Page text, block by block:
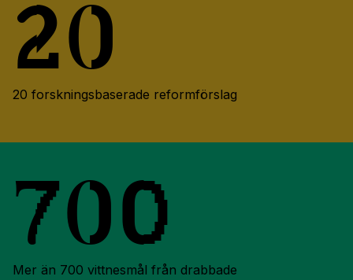
20
20 forskningsbaserade reformförslag
700
Mer än 700 vittnesmål från drabbade